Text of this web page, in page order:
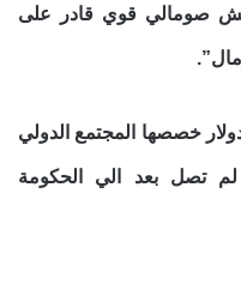
صومالي قوي قادر على
خصصها المجتمع الدولي
تصل بعد الي الحكومة